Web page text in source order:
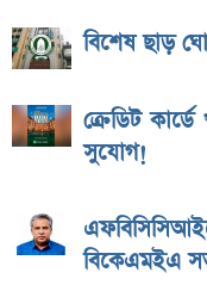
বিশেষ ছাড়
ক্রেডিট
সুযোগ!
বিকেএমইএ